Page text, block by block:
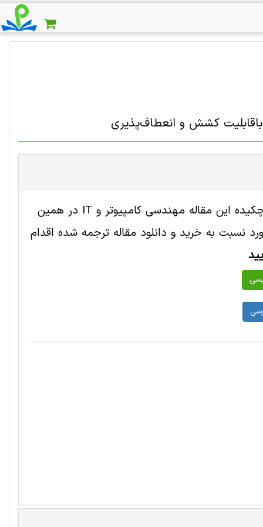
کشش و انعطاف‌پذیری
فایل انگلیسی این مقاله با شناسه 2007500 رایگان است. ترجمه چکیده این مقاله مهندسی کامپیوتر و IT در همین
به خرید و دانلود مقاله ترجمه شده اقدام